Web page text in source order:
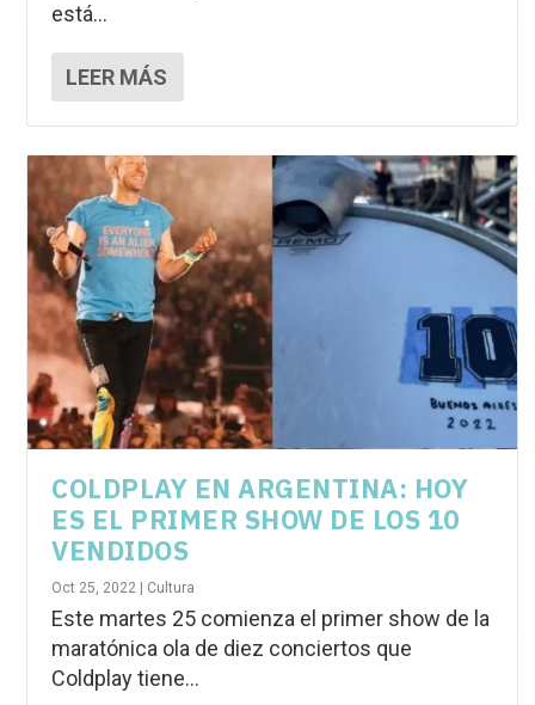
está...
LEER MÁS
COLDPLAY EN ARGENTINA: HOY
ES EL PRIMER SHOW DE LOS 10
VENDIDOS
Oct 25, 2022 | Cultura
Este martes 25 comienza el primer show de la
maratónica ola de diez conciertos que
Coldplay tiene...